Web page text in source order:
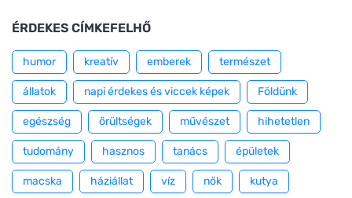
ÉRDEKES CÍMKEFELHŐ
humor kreatív emberek természet
állatok napi érdekes és viccek képek Földünk
egészség őrültségek művészet hihetetlen
tudomány hasznos tanács épületek
macska háziállat víz nők kutya